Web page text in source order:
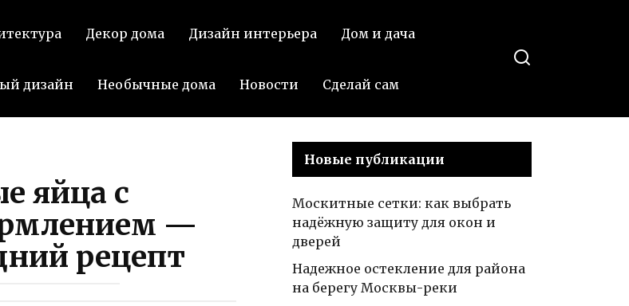
Декор дома Дизайн интерьера Дом и дача
дизайн Необычные дома Новости Сделай сам
яйца с
—
рецепт
Новые публикации
Москитные сетки: как выбрать
надёжную защиту для окон и
дверей
Надежное остекление для района
на берегу Москвы-реки